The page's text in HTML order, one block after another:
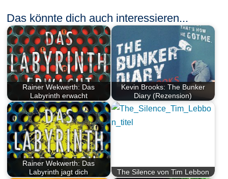
Das könnte dich auch interessieren...
Rainer Wekwerth: Das
Labyrinth erwacht
Kevin Brooks: The Bunker
Diary (Rezension)
Rainer Wekwerth: Das
Labyrinth jagt dich
The Silence von Tim Lebbon